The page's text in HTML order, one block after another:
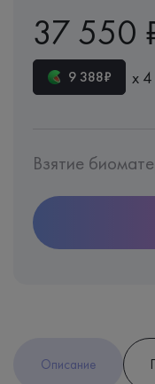
37 550
9 388₽ х
Взятие
Описание